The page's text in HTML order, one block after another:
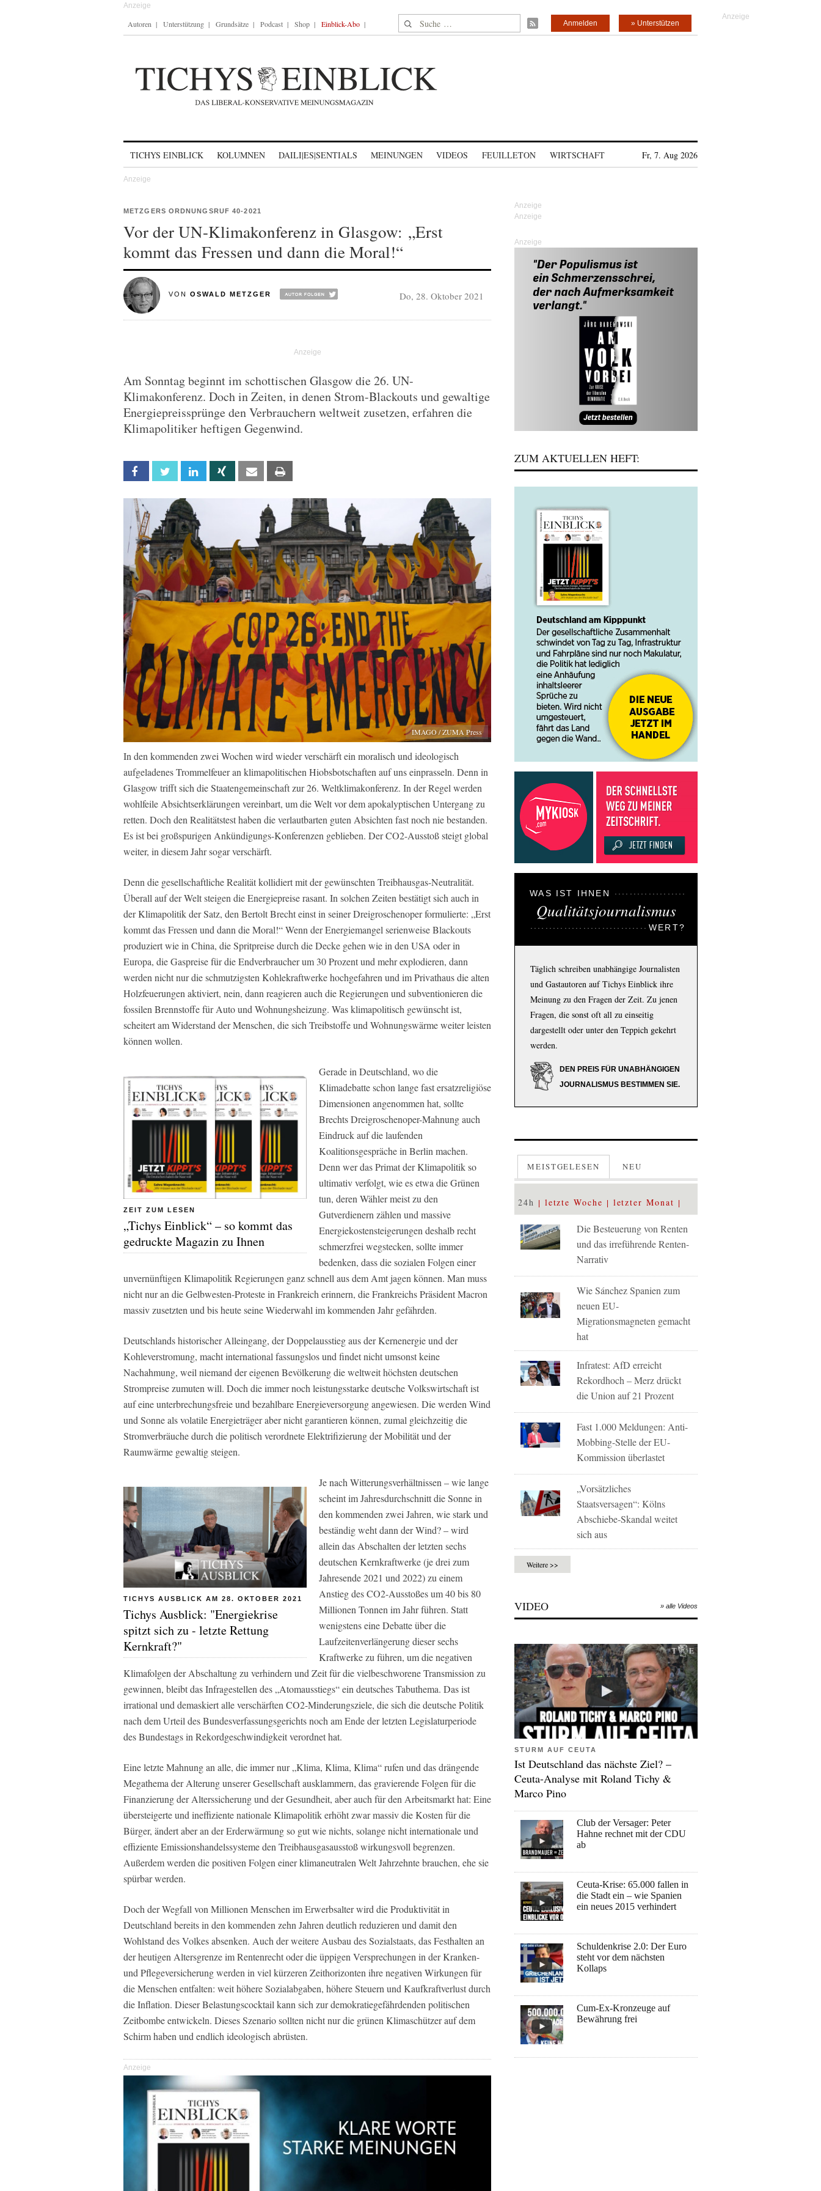
Autoren Unterstützung Grundsätze Podcast Shop Einblick-Abo Suche nach: » Unterstützen
Anmelden
TICHYS EINBLICK KOLUMNEN DAILI|ES|SENTIALS MEINUNGEN VIDEOS FEUILLETON WIRTSCHAFT Fr, 7. Aug 2026
METZGERS ORDNUNGSRUF 40-2021
Vor der UN-Klimakonferenz in Glasgow: „Erst
kommt das Fressen und dann die Moral!“
VON OSWALD METZGER Do, 28. Oktober 2021
Am Sonntag beginnt im schottischen Glasgow die 26. UN-
Klimakonferenz. Doch in Zeiten, in denen Strom-Blackouts und gewaltige
Energiepreissprünge den Verbrauchern weltweit zusetzen, erfahren die
Klimapolitiker heftigen Gegenwind.
Facebook Twitter Linkedin Xing Email
IMAGO / ZUMA Press
In den kommenden zwei Wochen wird wieder verschärft ein moralisch und ideologisch
aufgeladenes Trommelfeuer an klimapolitischen Hiobsbotschaften auf uns einprasseln. Denn in
Glasgow trifft sich die Staatengemeinschaft zur 26. Weltklimakonferenz. In der Regel werden
wohlfeile Absichtserklärungen vereinbart, um die Welt vor dem apokalyptischen Untergang zu
retten. Doch den Realitätstest haben die verlautbarten guten Absichten fast noch nie bestanden.
Es ist bei großspurigen Ankündigungs-Konferenzen geblieben. Der CO2-Ausstoß steigt global
weiter, in diesem Jahr sogar verschärft.
Denn die gesellschaftliche Realität kollidiert mit der gewünschten Treibhausgas-Neutralität.
Überall auf der Welt steigen die Energiepreise rasant. In solchen Zeiten bestätigt sich auch in
der Klimapolitik der Satz, den Bertolt Brecht einst in seiner Dreigroschenoper formulierte: „Erst
kommt das Fressen und dann die Moral!“ Wenn der Energiemangel serienweise Blackouts
produziert wie in China, die Spritpreise durch die Decke gehen wie in den USA oder in
Europa, die Gaspreise für die Endverbraucher um 30 Prozent und mehr explodieren, dann
werden nicht nur die schmutzigsten Kohlekraftwerke hochgefahren und im Privathaus die alten
Holzfeuerungen aktiviert, nein, dann reagieren auch die Regierungen und subventionieren die
fossilen Brennstoffe für Auto und Wohnungsheizung. Was klimapolitisch gewünscht ist,
scheitert am Widerstand der Menschen, die sich Treibstoffe und Wohnungswärme weiter leisten
können wollen.
ZEIT ZUM LESEN
„Tichys Einblick“ – so kommt das
gedruckte Magazin zu Ihnen
Gerade in Deutschland, wo die
Klimadebatte schon lange fast ersatzreligiöse
Dimensionen angenommen hat, sollte
Brechts Dreigroschenoper-Mahnung auch
Eindruck auf die laufenden
Koalitionsgespräche in Berlin machen.
Denn wer das Primat der Klimapolitik so
ultimativ verfolgt, wie es etwa die Grünen
tun, deren Wähler meist zu den
Gutverdienern zählen und massive
Energiekostensteigerungen deshalb recht
schmerzfrei wegstecken, sollte immer
bedenken, dass die sozialen Folgen einer
unvernünftigen Klimapolitik Regierungen ganz schnell aus dem Amt jagen können. Man muss
nicht nur an die Gelbwesten-Proteste in Frankreich erinnern, die Frankreichs Präsident Macron
massiv zusetzten und bis heute seine Wiederwahl im kommenden Jahr gefährden.
Deutschlands historischer Alleingang, der Doppelausstieg aus der Kernenergie und der
Kohleverstromung, macht international fassungslos und findet nicht umsonst keine
Nachahmung, weil niemand der eigenen Bevölkerung die weltweit höchsten deutschen
Strompreise zumuten will. Doch die immer noch leistungsstarke deutsche Volkswirtschaft ist
auf eine unterbrechungsfreie und bezahlbare Energieversorgung angewiesen. Die werden Wind
und Sonne als volatile Energieträger aber nicht garantieren können, zumal gleichzeitig die
Stromverbräuche durch die politisch verordnete Elektrifizierung der Mobilität und der
Raumwärme gewaltig steigen.
TICHYS AUSBLICK AM 28. OKTOBER 2021
Tichys Ausblick: "Energiekrise
spitzt sich zu - letzte Rettung
Kernkraft?"
Je nach Witterungsverhältnissen – wie lange
scheint im Jahresdurchschnitt die Sonne in
den kommenden zwei Jahren, wie stark und
beständig weht dann der Wind? – wird
allein das Abschalten der letzten sechs
deutschen Kernkraftwerke (je drei zum
Jahresende 2021 und 2022) zu einem
Anstieg des CO2-Ausstoßes um 40 bis 80
Millionen Tonnen im Jahr führen. Statt
wenigstens eine Debatte über die
Laufzeitenverlängerung dieser sechs
Kraftwerke zu führen, um die negativen
Klimafolgen der Abschaltung zu verhindern und Zeit für die vielbeschworene Transmission zu
gewinnen, bleibt das Infragestellen des „Atomausstiegs“ ein deutsches Tabuthema. Das ist
irrational und demaskiert alle verschärften CO2-Minderungsziele, die sich die deutsche Politik
nach dem Urteil des Bundesverfassungsgerichts noch am Ende der letzten Legislaturperiode
des Bundestags in Rekordgeschwindigkeit verordnet hat.
Eine letzte Mahnung an alle, die immer nur „Klima, Klima, Klima“ rufen und das drängende
Megathema der Alterung unserer Gesellschaft ausklammern, das gravierende Folgen für die
Finanzierung der Alterssicherung und der Gesundheit, aber auch für den Arbeitsmarkt hat: Eine
übersteigerte und ineffiziente nationale Klimapolitik erhöht zwar massiv die Kosten für die
Bürger, ändert aber an der Erderwärmung so gut wie nichts, solange nicht internationale und
effiziente Emissionshandelssysteme den Treibhausgasausstoß wirkungsvoll begrenzen.
Außerdem werden die positiven Folgen einer klimaneutralen Welt Jahrzehnte brauchen, ehe sie
spürbar werden.
Doch der Wegfall von Millionen Menschen im Erwerbsalter wird die Produktivität in
Deutschland bereits in den kommenden zehn Jahren deutlich reduzieren und damit den
Wohlstand des Volkes absenken. Auch der weitere Ausbau des Sozialstaats, das Festhalten an
der heutigen Altersgrenze im Rentenrecht oder die üppigen Versprechungen in der Kranken-
und Pflegeversicherung werden in viel kürzeren Zeithorizonten ihre negativen Wirkungen für
die Menschen entfalten: weit höhere Sozialabgaben, höhere Steuern und Kaufkraftverlust durch
die Inflation. Dieser Belastungscocktail kann sich zur demokratiegefährdenden politischen
Zeitbombe entwickeln. Dieses Szenario sollten nicht nur die grünen Klimaschützer auf dem
Schirm haben und endlich ideologisch abrüsten.
Anzeige
Anzeige
ZUM AKTUELLEN HEFT:
WAS IST IHNEN
Qualitätsjournalismus
WERT?
Täglich schreiben unabhängige Journalisten
und Gastautoren auf Tichys Einblick ihre
Meinung zu den Fragen der Zeit. Zu jenen
Fragen, die sonst oft all zu einseitig
dargestellt oder unter den Teppich gekehrt
werden.
DEN PREIS FÜR UNABHÄNGIGEN
JOURNALISMUS BESTIMMEN SIE.
MEISTGELESEN NEU
24h letzte Woche letzter Monat
Die Besteuerung von Renten
und das irreführende Renten-
Narrativ
Wie Sánchez Spanien zum
neuen EU-
Migrationsmagneten gemacht
hat
Infratest: AfD erreicht
Rekordhoch – Merz drückt
die Union auf 21 Prozent
Fast 1.000 Meldungen: Anti-
Mobbing-Stelle der EU-
Kommission überlastet
„Vorsätzliches
Staatsversagen“: Kölns
Abschiebe-Skandal weitet
sich aus
Weitere >>
VIDEO » alle Videos
STURM AUF CEUTA
Ist Deutschland das nächste Ziel? –
Ceuta-Analyse mit Roland Tichy &
Marco Pino
Club der Versager: Peter
Hahne rechnet mit der CDU
ab
Ceuta-Krise: 65.000 fallen in
die Stadt ein – wie Spanien
ein neues 2015 verhindert
Schuldenkrise 2.0: Der Euro
steht vor dem nächsten
Kollaps
Cum-Ex-Kronzeuge auf
Bewährung frei